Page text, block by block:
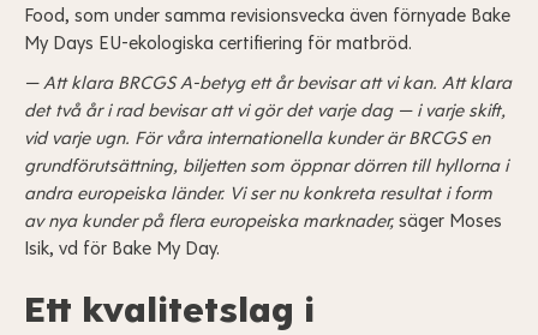
Food, som under samma revisionsvecka även förnyade Bake
My Days EU-ekologiska certifiering för matbröd.
— Att klara BRCGS A-betyg ett år bevisar att vi kan. Att klara
det två år i rad bevisar att vi gör det varje dag — i varje skift,
vid varje ugn. För våra internationella kunder är BRCGS en
grundförutsättning, biljetten som öppnar dörren till hyllorna i
andra europeiska länder. Vi ser nu konkreta resultat i form
av nya kunder på flera europeiska marknader, säger Moses
Isik, vd för Bake My Day.
Ett kvalitetslag i